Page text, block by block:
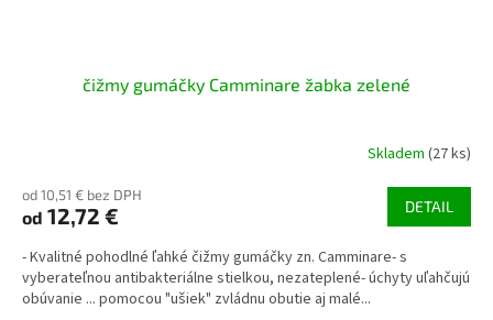
čižmy gumáčky Camminare žabka zelené
Skladem (27 ks)
od 10,51 € bez DPH
od 12,72 € DETAIL
- Kvalitné pohodlné ľahké čižmy gumáčky zn. Camminare- s
vyberateľnou antibakteriálne stielkou, nezateplené- úchyty uľahčujú
obúvanie ... pomocou "ušiek" zvládnu obutie aj malé...